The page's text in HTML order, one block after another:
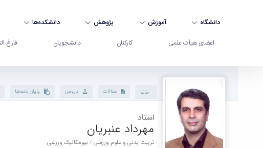
دانشگاه آموزش پژوهش دانشکده‌ها
اعضای هیأت علمی کارکنان دانشجویان فارغ
خانه مقالات دروس پایان نامه‌ها
استاد
مهرداد عنبریان
تربیت بدنی و علوم ورزشی / بیومکانیک ورزشی